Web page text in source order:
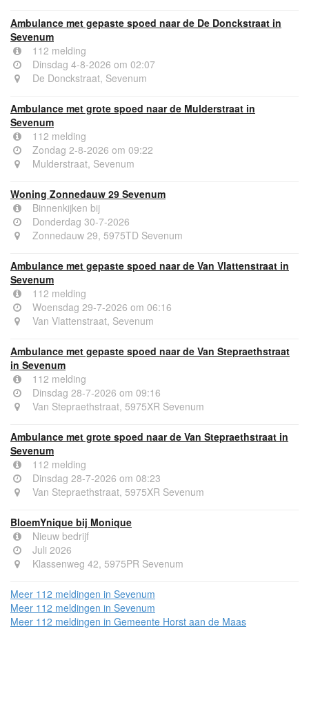
Ambulance met gepaste spoed naar de De Donckstraat in
Sevenum
112 melding
Dinsdag 4-8-2026 om 02:07
De Donckstraat, Sevenum
Ambulance met grote spoed naar de Mulderstraat in
Sevenum
112 melding
Zondag 2-8-2026 om 09:22
Mulderstraat, Sevenum
Woning Zonnedauw 29 Sevenum
Binnenkijken bij
Donderdag 30-7-2026
Zonnedauw 29, 5975TD Sevenum
Ambulance met gepaste spoed naar de Van Vlattenstraat in
Sevenum
112 melding
Woensdag 29-7-2026 om 06:16
Van Vlattenstraat, Sevenum
Ambulance met gepaste spoed naar de Van Stepraethstraat
in Sevenum
112 melding
Dinsdag 28-7-2026 om 09:16
Van Stepraethstraat, 5975XR Sevenum
Ambulance met grote spoed naar de Van Stepraethstraat in
Sevenum
112 melding
Dinsdag 28-7-2026 om 08:23
Van Stepraethstraat, 5975XR Sevenum
BloemYnique bij Monique
Nieuw bedrijf
Juli 2026
Klassenweg 42, 5975PR Sevenum
Meer 112 meldingen in Sevenum
Meer 112 meldingen in Sevenum
Meer 112 meldingen in Gemeente Horst aan de Maas